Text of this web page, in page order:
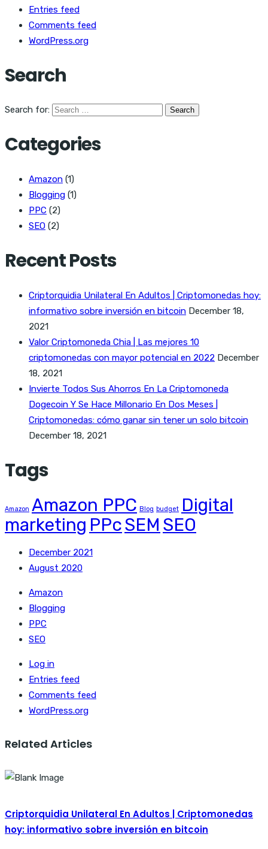
Entries feed
Comments feed
WordPress.org
Search
Search for:
Categories
Amazon (1)
Blogging (1)
PPC (2)
SEO (2)
Recent Posts
Criptorquidia Unilateral En Adultos | Criptomonedas hoy:
informativo sobre inversión en bitcoin December 18,
2021
Valor Criptomoneda Chia | Las mejores 10
criptomonedas con mayor potencial en 2022 December
18, 2021
Invierte Todos Sus Ahorros En La Criptomoneda
Dogecoin Y Se Hace Millonario En Dos Meses |
Criptomonedas: cómo ganar sin tener un solo bitcoin
December 18, 2021
Tags
Amazon Amazon PPC Blog budget Digital
marketing PPcSEM SEO
December 2021
August 2020
Amazon
Blogging
PPC
SEO
Log in
Entries feed
Comments feed
WordPress.org
Related Articles
Criptorquidia Unilateral En Adultos | Criptomonedas
hoy: informativo sobre inversión en bitcoin